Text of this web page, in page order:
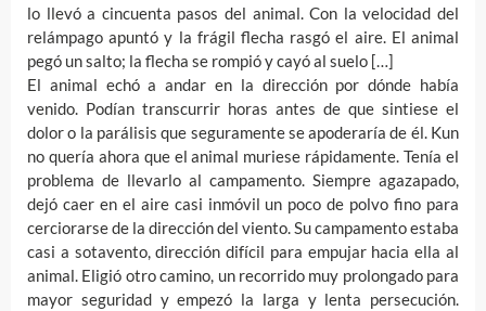
lo llevó a cincuenta pasos del animal. Con la velocidad del
relámpago apuntó y la frágil flecha rasgó el aire. El animal
pegó un salto; la flecha se rompió y cayó al suelo […]
El animal echó a andar en la dirección por dónde había
venido. Podían transcurrir horas antes de que sintiese el
dolor o la parálisis que seguramente se apoderaría de él. Kun
no quería ahora que el animal muriese rápidamente. Tenía el
problema de llevarlo al campamento. Siempre agazapado,
dejó caer en el aire casi inmóvil un poco de polvo fino para
cerciorarse de la dirección del viento. Su campamento estaba
casi a sotavento, dirección difícil para empujar hacia ella al
animal. Eligió otro camino, un recorrido muy prolongado para
mayor seguridad y empezó la larga y lenta persecución.